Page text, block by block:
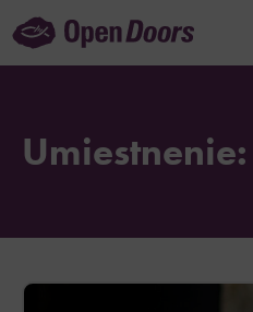
Preskočiť
na
Umiestnenie: